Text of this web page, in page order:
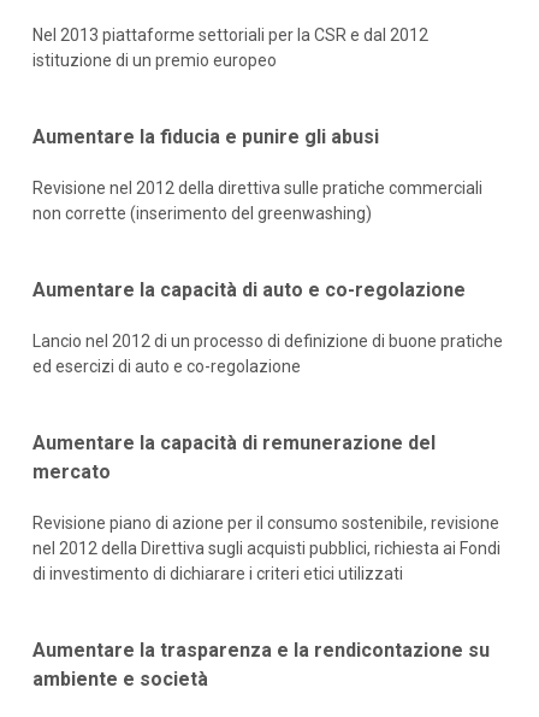
Nel 2013 piattaforme settoriali per la CSR e dal 2012
istituzione di un premio europeo
Aumentare la fiducia e punire gli abusi
Revisione nel 2012 della direttiva sulle pratiche commerciali
non corrette (inserimento del greenwashing)
Aumentare la capacità di auto e co-regolazione
Lancio nel 2012 di un processo di definizione di buone pratiche
ed esercizi di auto e co-regolazione
Aumentare la capacità di remunerazione del
mercato
Revisione piano di azione per il consumo sostenibile, revisione
nel 2012 della Direttiva sugli acquisti pubblici, richiesta ai Fondi
di investimento di dichiarare i criteri etici utilizzati
Aumentare la trasparenza e la rendicontazione su
ambiente e società